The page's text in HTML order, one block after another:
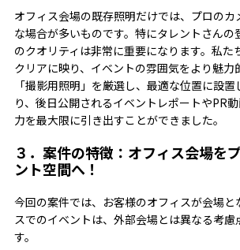
オフィス会場の既存照明だけでは、プロの
な場合が多いものです。特にタレントさんの
のクオリティは非常に重要になります。私た
クリアに映り、イベントの雰囲気をより魅力
「撮影用照明」を厳選し、最適な位置に設
り、後日公開されるイベントレポートやPR
力を最大限に引き出すことができました。
３．案件の特徴：オフィス会場を
ント空間へ！
今回の案件では、お客様のオフィスが会場と
スでのイベントは、外部会場とは異なる考慮
す。